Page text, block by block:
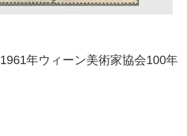
年ウィーン美術家協会100年